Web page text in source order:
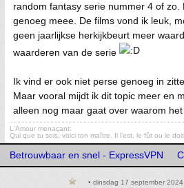
random fantasy serie nummer 4 of zo.
genoeg meee. De films vond ik leuk,
geen jaarlijkse herkijkbeurt meer
waarderen van de serie
Ik vind er ook niet perse genoeg in
Maar vooral mijdt ik dit topic meer en
alleen nog maar gaat over waarom het
L'Amour menaçant:
Qui que tu sois, voici ton maître. Il l'est, le fût ou le doit
Betrouwbaar en snel - ExpressVPN
• dinsdag 17 september